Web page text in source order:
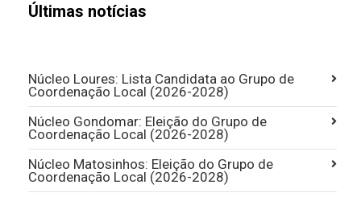
Últimas notícias
Núcleo Loures: Lista Candidata ao Grupo de
Coordenação Local (2026-2028)
Núcleo Gondomar: Eleição do Grupo de
Coordenação Local (2026-2028)
Núcleo Matosinhos: Eleição do Grupo de
Coordenação Local (2026-2028)